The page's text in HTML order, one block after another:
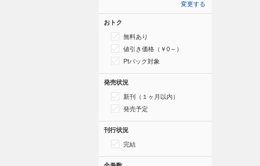
変更する
おトク
無料あり
値引き価格（￥0～）
Ptバック対象
発売状況
新刊（１ヶ月以内）
発売予定
刊行状況
完結